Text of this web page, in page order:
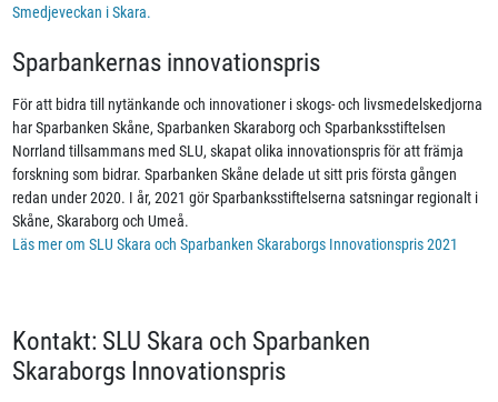
Smedjeveckan i Skara.
Sparbankernas innovationspris
För att bidra till nytänkande och innovationer i skogs- och livsmedelskedjorna
har Sparbanken Skåne, Sparbanken Skaraborg och Sparbanksstiftelsen
Norrland tillsammans med SLU, skapat olika innovationspris för att främja
forskning som bidrar. Sparbanken Skåne delade ut sitt pris första gången
redan under 2020. I år, 2021 gör Sparbanksstiftelserna satsningar regionalt i
Skåne, Skaraborg och Umeå.
Läs mer om SLU Skara och Sparbanken Skaraborgs Innovationspris 2021
Kontakt: SLU Skara och Sparbanken
Skaraborgs Innovationspris